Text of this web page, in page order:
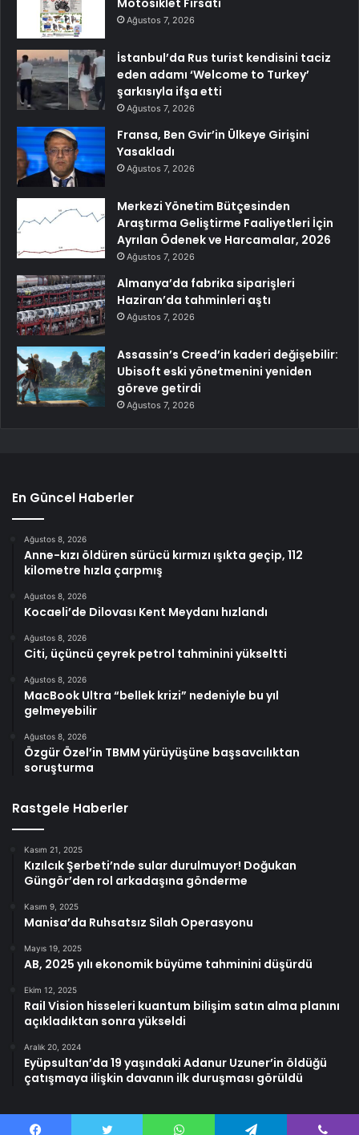
Ağustos 7, 2026
İstanbul’da Rus turist kendisini taciz
eden adamı ‘Welcome to Turkey’
şarkısıyla ifşa etti
Ağustos 7, 2026
Fransa, Ben Gvir’in Ülkeye Girişini
Yasakladı
Ağustos 7, 2026
Merkezi Yönetim Bütçesinden
Araştırma Geliştirme Faaliyetleri İçin
Ayrılan Ödenek ve Harcamalar, 2026
Ağustos 7, 2026
Almanya’da fabrika siparişleri
Haziran’da tahminleri aştı
Ağustos 7, 2026
Assassin’s Creed’in kaderi değişebilir:
Ubisoft eski yönetmenini yeniden
göreve getirdi
Ağustos 7, 2026
En Güncel Haberler
Ağustos 8, 2026
Anne-kızı öldüren sürücü kırmızı ışıkta geçip, 112
kilometre hızla çarpmış
Ağustos 8, 2026
Kocaeli’de Dilovası Kent Meydanı hızlandı
Ağustos 8, 2026
Citi, üçüncü çeyrek petrol tahminini yükseltti
Ağustos 8, 2026
MacBook Ultra “bellek krizi” nedeniyle bu yıl
gelmeyebilir
Ağustos 8, 2026
Özgür Özel’in TBMM yürüyüşüne başsavcılıktan
soruşturma
Rastgele Haberler
Kasım 21, 2025
Kızılcık Şerbeti’nde sular durulmuyor! Doğukan
Güngör’den rol arkadaşına gönderme
Kasım 9, 2025
Manisa’da Ruhsatsız Silah Operasyonu
Mayıs 19, 2025
AB, 2025 yılı ekonomik büyüme tahminini düşürdü
Ekim 12, 2025
Rail Vision hisseleri kuantum bilişim satın alma planını
açıkladıktan sonra yükseldi
Aralık 20, 2024
Eyüpsultan’da 19 yaşındaki Adanur Uzuner’in öldüğü
çatışmaya ilişkin davanın ilk duruşması görüldü